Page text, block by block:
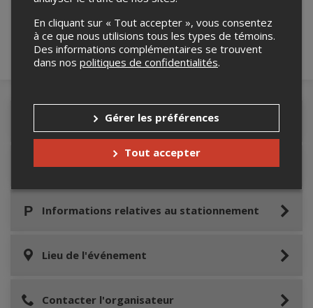
Détails de l'événement
Accès au site de l'événement
Informations relatives au stationnement
Lieu de l'événement
Contacter l'organisateur
En cliquant sur « Tout accepter », vous consentez
à ce que nous utilisions tous les types de témoins.
Des informations complémentaires se trouvent
dans nos politiques de confidentialités.
Gérer les préférences
Tout accepter